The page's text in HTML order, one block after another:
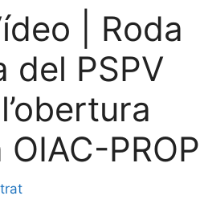
| Roda
del PSPV
PROP